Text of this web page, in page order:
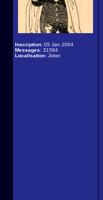
Inscription: 05 Jan 2004
Messages: 31584
Localisation: Joker